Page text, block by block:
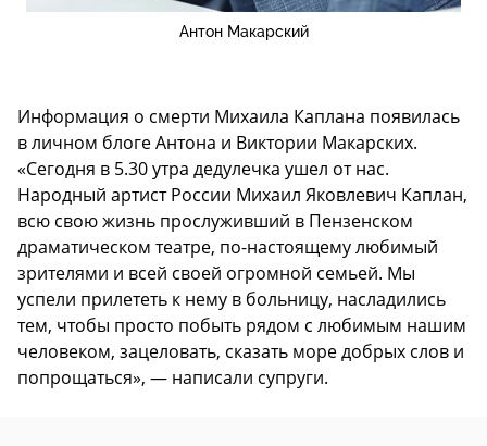
Антон Макарский
Информация о смерти Михаила Каплана появилась
в личном блоге Антона и Виктории Макарских.
«Сегодня в 5.30 утра дедулечка ушел от нас.
Народный артист России Михаил Яковлевич Каплан,
всю свою жизнь прослуживший в Пензенском
драматическом театре, по-настоящему любимый
зрителями и всей своей огромной семьей. Мы
успели прилететь к нему в больницу, насладились
тем, чтобы просто побыть рядом с любимым нашим
человеком, зацеловать, сказать море добрых слов и
попрощаться», — написали супруги.